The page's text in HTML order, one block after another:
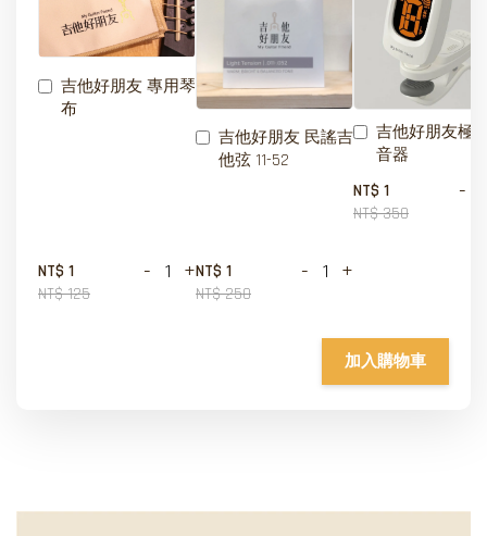
吉他好朋友 專用琴
布
NT$ 1
NT$ 125
- +
吉他好朋友 民謠吉
他弦 11-52
NT$ 1
NT$ 250
- +
吉他好朋友極
音器
NT$ 1
NT$ 350
-
加入購物車